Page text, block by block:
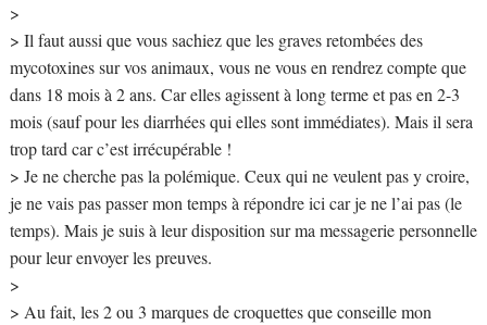
>
> Il faut aussi que vous sachiez que les graves retombées des
mycotoxines sur vos animaux, vous ne vous en rendrez compte que
dans 18 mois à 2 ans. Car elles agissent à long terme et pas en 2-3
mois (sauf pour les diarrhées qui elles sont immédiates). Mais il sera
trop tard car c’est irrécupérable !
> Je ne cherche pas la polémique. Ceux qui ne veulent pas y croire,
je ne vais pas passer mon temps à répondre ici car je ne l’ai pas (le
temps). Mais je suis à leur disposition sur ma messagerie personnelle
pour leur envoyer les preuves.
>
> Au fait, les 2 ou 3 marques de croquettes que conseille mon